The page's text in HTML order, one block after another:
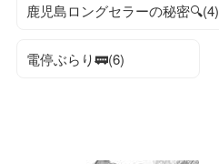
鹿児島ロングセラーの秘密🔍(4)
電停ぶらり🚃(6)